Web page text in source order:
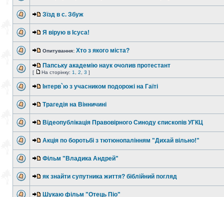
Зїзд в с. Збуж
Я вірую в Ісуса!
Опитування: Хто з якого міста?
Папську академію наук очолив протестант
[ На сторінку: 1 2 3 ]
Інтерв`ю з учасником подорожі на Гаїті
Трагедія на Вінничині
Відеопублікація Правовірного Синоду єпископів УГКЦ
Акція по боротьбі з тютюнопалінням "Дихай вільно!"
Фільм "Владика Андрей"
як знайти супутника життя? біблійний погляд
Шукаю фільм "Отець Піо"